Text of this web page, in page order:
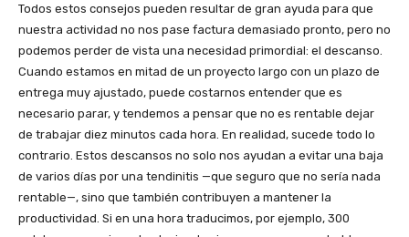
Todos estos consejos pueden resultar de gran ayuda para que
nuestra actividad no nos pase factura demasiado pronto, pero no
podemos perder de vista una necesidad primordial: el descanso.
Cuando estamos en mitad de un proyecto largo con un plazo de
entrega muy ajustado, puede costarnos entender que es
necesario parar, y tendemos a pensar que no es rentable dejar
de trabajar diez minutos cada hora. En realidad, sucede todo lo
contrario. Estos descansos no solo nos ayudan a evitar una baja
de varios días por una tendinitis —que seguro que no sería nada
rentable—, sino que también contribuyen a mantener la
productividad. Si en una hora traducimos, por ejemplo, 300